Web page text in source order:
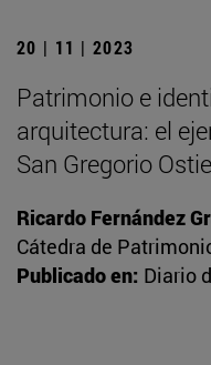
20 | 11 | 2023
Patrimonio e
arquitectura: el
San Gregorio
Ricardo Fernández
Cátedra de
Publicado en: Diario